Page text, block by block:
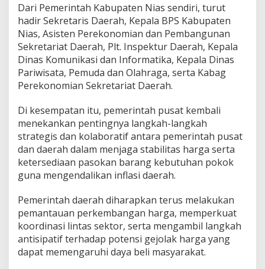
Dari Pemerintah Kabupaten Nias sendiri, turut
hadir Sekretaris Daerah, Kepala BPS Kabupaten
Nias, Asisten Perekonomian dan Pembangunan
Sekretariat Daerah, Plt. Inspektur Daerah, Kepala
Dinas Komunikasi dan Informatika, Kepala Dinas
Pariwisata, Pemuda dan Olahraga, serta Kabag
Perekonomian Sekretariat Daerah.
Di kesempatan itu, pemerintah pusat kembali
menekankan pentingnya langkah-langkah
strategis dan kolaboratif antara pemerintah pusat
dan daerah dalam menjaga stabilitas harga serta
ketersediaan pasokan barang kebutuhan pokok
guna mengendalikan inflasi daerah.
Pemerintah daerah diharapkan terus melakukan
pemantauan perkembangan harga, memperkuat
koordinasi lintas sektor, serta mengambil langkah
antisipatif terhadap potensi gejolak harga yang
dapat memengaruhi daya beli masyarakat.